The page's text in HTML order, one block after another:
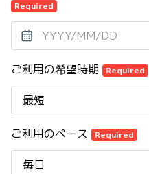
Required
ご利用の希望時期 Required
ご利用のペース Required